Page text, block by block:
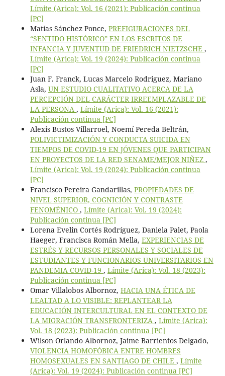
Límite (Arica): Vol. 16 (2021): Publicación continua
[PC]
Matías Sánchez Ponce, PREFIGURACIONES DEL
“SENTIDO HISTÓRICO” EN LOS ESCRITOS DE
INFANCIA Y JUVENTUD DE FRIEDRICH NIETZSCHE ,
Límite (Arica): Vol. 19 (2024): Publicación continua
[PC]
Juan F. Franck, Lucas Marcelo Rodriguez, Mariano
Asla, UN ESTUDIO CUALITATIVO ACERCA DE LA
PERCEPCIÓN DEL CARÁCTER IRREEMPLAZABLE DE
LA PERSONA , Límite (Arica): Vol. 16 (2021):
Publicación continua [PC]
Alexis Bustos Villarroel, Noemí Pereda Beltrán,
POLIVICTIMIZACIÓN Y CONDUCTA SUICIDA EN
TIEMPOS DE COVID-19 EN JÓVENES QUE PARTICIPAN
EN PROYECTOS DE LA RED SENAME/MEJOR NIÑEZ ,
Límite (Arica): Vol. 19 (2024): Publicación continua
[PC]
Francisco Pereira Gandarillas, PROPIEDADES DE
NIVEL SUPERIOR, COGNICIÓN Y CONTRASTE
FENOMÉNICO , Límite (Arica): Vol. 19 (2024):
Publicación continua [PC]
Lorena Evelin Cortés Rodríguez, Daniela Palet, Paola
Haeger, Francisca Román Mella, EXPERIENCIAS DE
ESTRÉS Y RECURSOS PERSONALES Y SOCIALES DE
ESTUDIANTES Y FUNCIONARIOS UNIVERSITARIOS EN
PANDEMIA COVID-19 , Límite (Arica): Vol. 18 (2023):
Publicación continua [PC]
Omar Villalobos Albornoz, HACIA UNA ÉTICA DE
LEALTAD A LO VISIBLE: REPLANTEAR LA
EDUCACIÓN INTERCULTURAL EN EL CONTEXTO DE
LA MIGRACIÓN TRANSFRONTERIZA , Límite (Arica):
Vol. 18 (2023): Publicación continua [PC]
Wilson Orlando Albornoz, Jaime Barrientos Delgado,
VIOLENCIA HOMOFÓBICA ENTRE HOMBRES
HOMOSEXUALES EN SANTIAGO DE CHILE , Límite
(Arica): Vol. 19 (2024): Publicación continua [PC]